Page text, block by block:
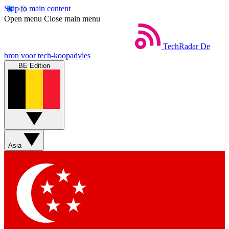
Skip to main content
Open menu Close main menu
TechRadar De
bron voor tech-koopadvies
BE Edition
Asia